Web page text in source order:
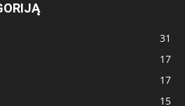
31
17
17
15